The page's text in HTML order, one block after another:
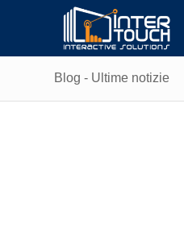
Blog - Ultime notizie